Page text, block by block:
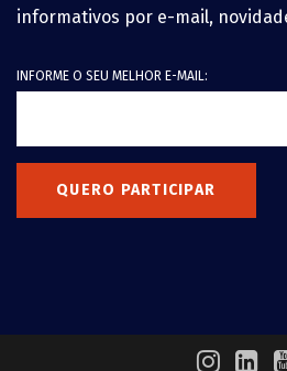
informativos por e-mail,
INFORME O SEU MELHOR E-MAIL:
QUERO PARTICIPAR